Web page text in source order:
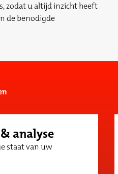
zodat u altijd inzicht heeft
de benodigde
analyse
staat van uw